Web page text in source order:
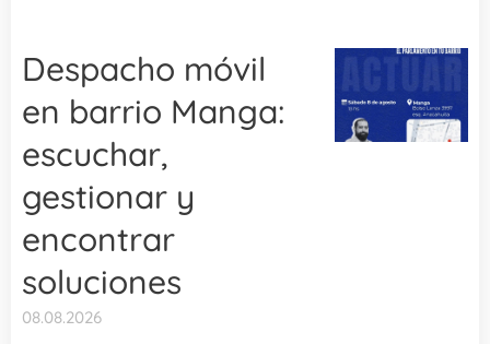
Despacho móvil
en barrio Manga:
escuchar,
gestionar y
encontrar
soluciones
08.08.2026